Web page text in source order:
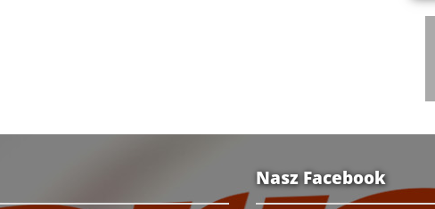
Nasz Facebook